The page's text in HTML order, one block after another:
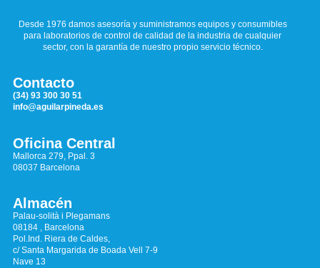
Desde 1976 damos asesoría y suministramos equipos y consumibles
para laboratorios de control de calidad de la industria de cualquier
sector, con la garantía de nuestro propio servicio técnico.
Contacto
(34) 93 300 30 51
info@aguilarpineda.es
Oficina Central
Mallorca 279, Ppal. 3
08037 Barcelona
Almacén
Palau-solità i Plegamans
08184 , Barcelona
Pol.Ind. Riera de Caldes,
c/ Santa Margarida de Boada Vell 7-9
Nave 13